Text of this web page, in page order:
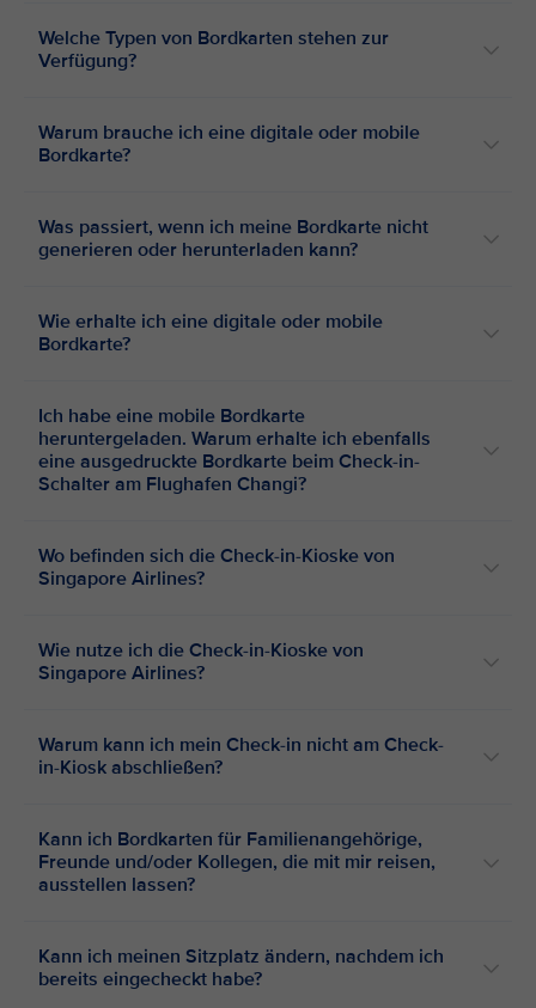
Welche Typen von Bordkarten stehen zur
Verfügung?
Warum brauche ich eine digitale oder mobile
Bordkarte?
Was passiert, wenn ich meine Bordkarte nicht
generieren oder herunterladen kann?
Wie erhalte ich eine digitale oder mobile
Bordkarte?
Ich habe eine mobile Bordkarte
heruntergeladen. Warum erhalte ich ebenfalls
eine ausgedruckte Bordkarte beim Check-in-
Schalter am Flughafen Changi?
Wo befinden sich die Check-in-Kioske von
Singapore Airlines?
Wie nutze ich die Check-in-Kioske von
Singapore Airlines?
Warum kann ich mein Check-in nicht am Check-
in-Kiosk abschließen?
Kann ich Bordkarten für Familienangehörige,
Freunde und/oder Kollegen, die mit mir reisen,
ausstellen lassen?
Kann ich meinen Sitzplatz ändern, nachdem ich
bereits eingecheckt habe?